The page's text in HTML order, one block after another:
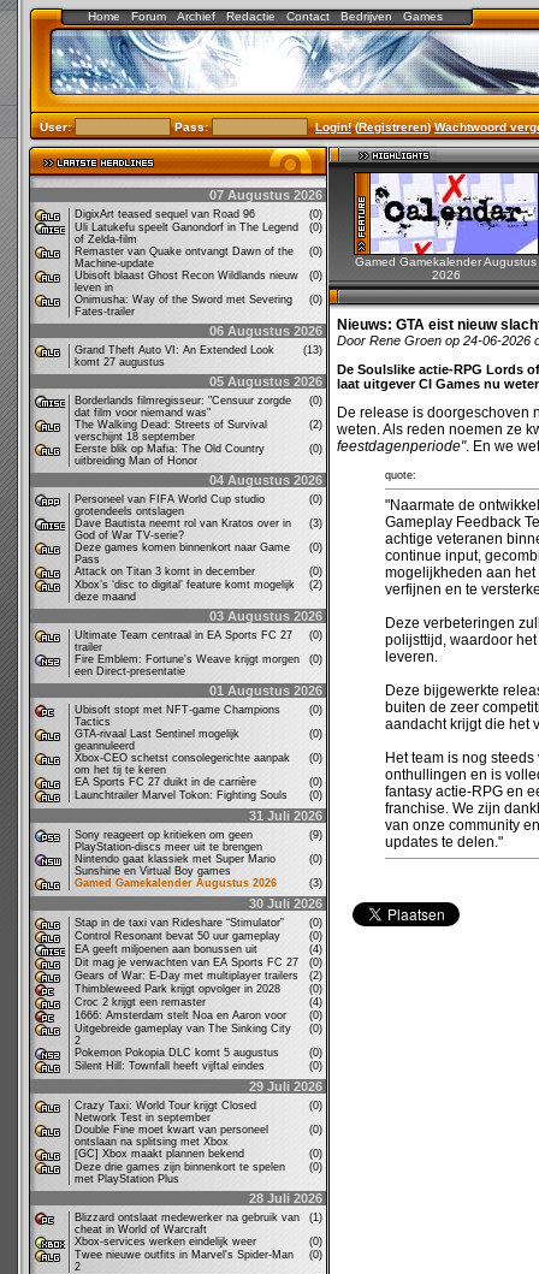
Home Forum Archief Redactie Contact Bedrijven Games
User: Pass: Login!(Registreren)Wachtwoord
07 Augustus 2026
DigixArt teased sequel van Road 96
(0)
Uli Latukefu speelt Ganondorf in The Legend
of Zelda-film
(0)
Remaster van Quake ontvangt Dawn of the
Machine-update
(0)
Ubisoft blaast Ghost Recon Wildlands nieuw
leven in
(0)
Onimusha: Way of the Sword met Severing
Fates-trailer
(0)
06 Augustus 2026
Grand Theft Auto VI: An Extended Look
komt 27 augustus
(13)
05 Augustus 2026
Borderlands filmregisseur: "Censuur zorgde
dat film voor niemand was"
(0)
The Walking Dead: Streets of Survival
verschijnt 18 september
(2)
Eerste blik op Mafia: The Old Country
uitbreiding Man of Honor
(0)
04 Augustus 2026
Personeel van FIFA World Cup studio
grotendeels ontslagen
(0)
Dave Bautista neemt rol van Kratos over in
God of War TV-serie?
(3)
Deze games komen binnenkort naar Game
Pass
(0)
Attack on Titan 3 komt in december
(0)
Xbox’s ‘disc to digital’ feature komt mogelijk
deze maand
(2)
03 Augustus 2026
Ultimate Team centraal in EA Sports FC 27
trailer
(0)
Fire Emblem: Fortune's Weave krijgt morgen
een Direct-presentatie
(0)
01 Augustus 2026
Ubisoft stopt met NFT-game Champions
Tactics
(0)
GTA-rivaal Last Sentinel mogelijk
geannuleerd
(0)
Xbox-CEO schetst consolegerichte aanpak
om het tij te keren
(0)
EA Sports FC 27 duikt in de carrière
(0)
Launchtrailer Marvel Tokon: Fighting Souls
(0)
31 Juli 2026
Sony reageert op kritieken om geen
PlayStation-discs meer uit te brengen
(9)
Nintendo gaat klassiek met Super Mario
Sunshine en Virtual Boy games
(0)
Gamed Gamekalender Augustus 2026
(3)
30 Juli 2026
Stap in de taxi van Rideshare “Stimulator”
(0)
Control Resonant bevat 50 uur gameplay
(0)
EA geeft miljoenen aan bonussen uit
(4)
Dit mag je verwachten van EA Sports FC 27
(0)
Gears of War: E-Day met multiplayer trailers
(2)
Thimbleweed Park krijgt opvolger in 2028
(0)
Croc 2 krijgt een remaster
(4)
1666: Amsterdam stelt Noa en Aaron voor
(0)
Uitgebreide gameplay van The Sinking City
2
(0)
Pokemon Pokopia DLC komt 5 augustus
(0)
Silent Hill: Townfall heeft vijftal eindes
(0)
29 Juli 2026
Crazy Taxi: World Tour krijgt Closed
Network Test in september
(0)
Double Fine moet kwart van personeel
ontslaan na splitsing met Xbox
(0)
[GC] Xbox maakt plannen bekend
(0)
Deze drie games zijn binnenkort te spelen
met PlayStation Plus
(0)
28 Juli 2026
Blizzard ontslaat medewerker na gebruik van
cheat in World of Warcraft
(1)
Xbox-services werken eindelijk weer
(0)
Twee nieuwe outfits in Marvel's Spider-Man
2
(0)
Gamed Gamekalender Augustus
2026
Nieuws: GTA eist nieuw
Door Rene Groen op 24-06-2026
De Soulslike actie-RPG Lords
laat uitgever CI Games nu
De release is doorgeschoven
weten. Als reden noemen ze
feestdagenperiode". En we
quote:
"Naarmate de
Gameplay Feedback
achtige veteranen
continue input,
mogelijkheden aan
verfijnen en te
Deze verbeteringen
polijsttijd, waardoor
leveren.
Deze bijgewerkte
buiten de zeer
aandacht krijgt die het
Het team is nog
onthullingen en is
fantasy actie-RPG en
franchise. We zijn
van onze community
updates te delen."